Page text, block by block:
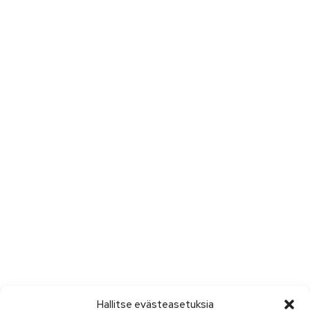
Hallitse evästeasetuksia